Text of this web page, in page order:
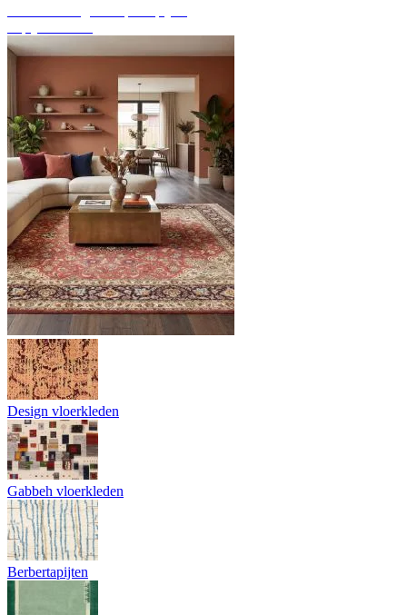
Design vloerkleden
Gabbeh vloerkleden
Berbertapijten